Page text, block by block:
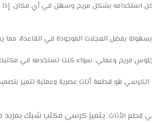
استخدامه بشكل مريح وسهل في أي مكان. إذا
بفضل العجلات الموجودة في القاعدة،
مريح وعملي. سواء كنت تستخدمه في
الكرسي هو قطعة أثاث عصرية وعملية تتميز
في قطع الأثاث. يتميز كرسى مكتب شبك بمزيد